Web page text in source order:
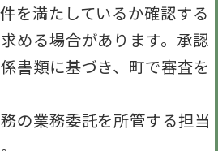
を満たしているか確認する
める場合があります。承認
書類に基づき、町で審査を
の業務委託を所管する担当